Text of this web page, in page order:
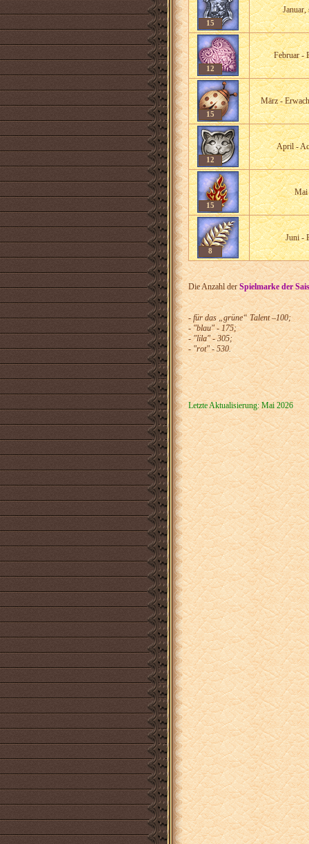
15
Januar,
12
Februar -
15
März -
12
April -
15
Mai
8
Juni -
Die Anzahl der Spielmarke der
- für das „grüne“ Talent – ​​100;
- "blau" - 175;
- "lila" - 305;
- "rot" - 530.
Letzte Aktualisierung: Mai 2026